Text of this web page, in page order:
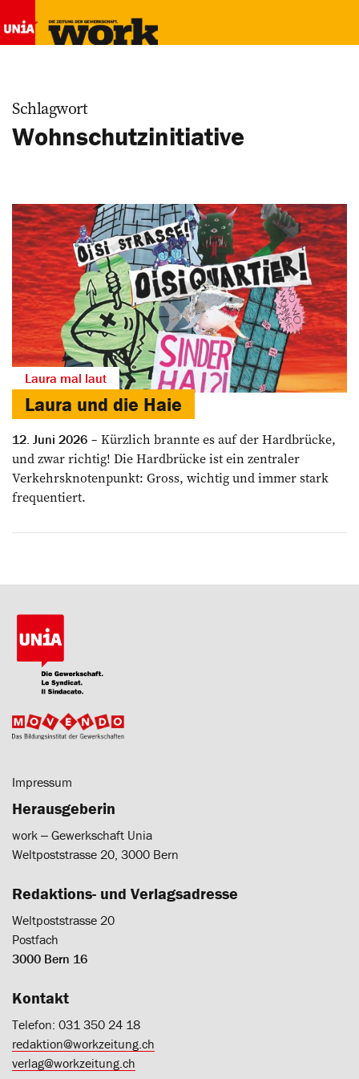
Schlagwort
Wohnschutzinitiative
Laura mal laut
Laura und die ­Haie
12. Juni 2026
Kürzlich brannte es auf der Hardbrücke,
und zwar richtig! Die Hardbrücke ist ein zentraler
Verkehrsknotenpunkt: Gross, wichtig und immer stark
frequentiert.
Impressum
Herausgeberin
work ‒ Gewerkschaft Unia
Weltpoststrasse 20, 3000 Bern
Redaktions- und Verlagsadresse
Weltpoststrasse 20
Postfach
3000 Bern 16
Kontakt
Telefon: 031 350 24 18
redaktion@workzeitung.ch
verlag@workzeitung.ch